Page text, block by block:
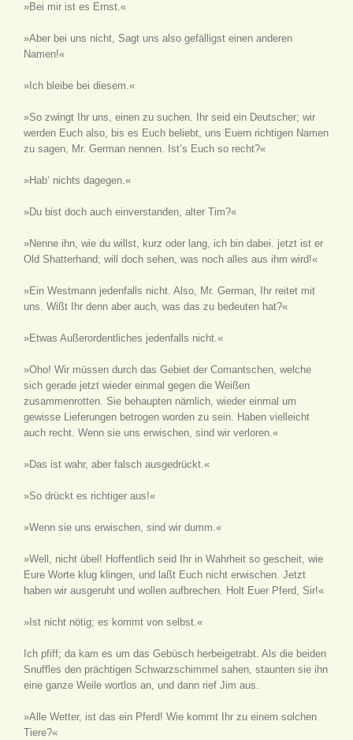
»Bei mir ist es Ernst.«
»Aber bei uns nicht, Sagt uns also gefälligst einen anderen
Namen!«
»Ich bleibe bei diesem.«
»So zwingt Ihr uns, einen zu suchen. Ihr seid ein Deutscher; wir
werden Euch also, bis es Euch beliebt, uns Euern richtigen Namen
zu sagen, Mr. German nennen. Ist’s Euch so recht?«
»Hab‘ nichts dagegen.«
»Du bist doch auch einverstanden, alter Tim?«
»Nenne ihn, wie du willst, kurz oder lang, ich bin dabei. jetzt ist er
Old Shatterhand; will doch sehen, was noch alles aus ihm wird!«
»Ein Westmann jedenfalls nicht. Also, Mr. German, Ihr reitet mit
uns. Wißt Ihr denn aber auch, was das zu bedeuten hat?«
»Etwas Außerordentliches jedenfalls nicht.«
»Oho! Wir müssen durch das Gebiet der Comantschen, welche
sich gerade jetzt wieder einmal gegen die Weißen
zusammenrotten. Sie behaupten nämlich, wieder einmal um
gewisse Lieferungen betrogen worden zu sein. Haben vielleicht
auch recht. Wenn sie uns erwischen, sind wir verloren.«
»Das ist wahr, aber falsch ausgedrückt.«
»So drückt es richtiger aus!«
»Wenn sie uns erwischen, sind wir dumm.«
»Well, nicht übel! Hoffentlich seid Ihr in Wahrheit so gescheit, wie
Eure Worte klug klingen, und laßt Euch nicht erwischen. Jetzt
haben wir ausgeruht und wollen aufbrechen. Holt Euer Pferd, Sir!«
»Ist nicht nötig; es kommt von selbst.«
Ich pfiff; da kam es um das Gebüsch herbeigetrabt. Als die beiden
Snuffles den prächtigen Schwarzschimmel sahen, staunten sie ihn
eine ganze Weile wortlos an, und dann rief Jim aus.
»Alle Wetter, ist das ein Pferd! Wie kommt Ihr zu einem solchen
Tiere?«